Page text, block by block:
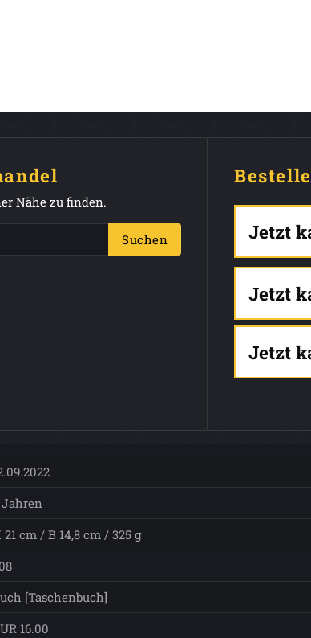
Nähe zu finden.
Suchen Jetzt
Jetzt
Jetzt
Jahren
21 cm / B 14,8 cm / 325 g
[Taschenbuch]
16.00